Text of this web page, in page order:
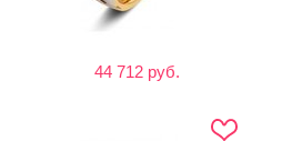
44 712 руб.